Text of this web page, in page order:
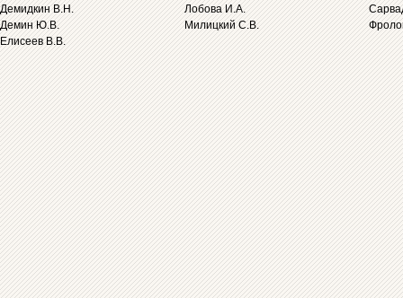
Демидкин В.Н.
Демин Ю.В.
Елисеев В.В.
Лобова И.А.
Милицкий С.В.